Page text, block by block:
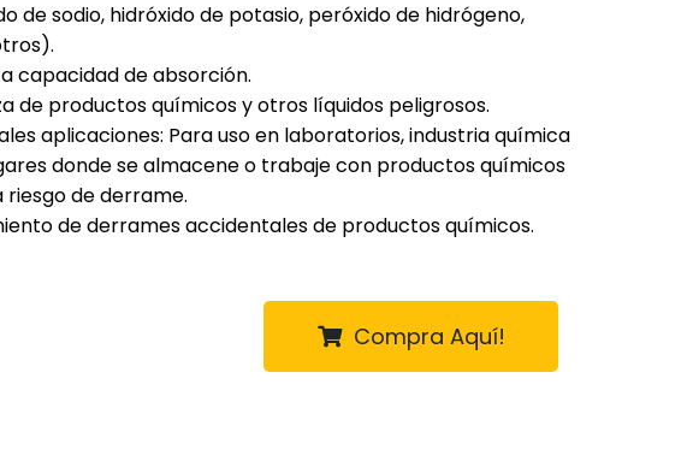
de sodio, hidróxido de potasio, peróxido de hidrógeno,
capacidad de absorción.
de productos químicos y otros líquidos peligrosos.
aplicaciones: Para uso en laboratorios, industria química
donde se almacene o trabaje con productos químicos
riesgo de derrame.
de derrames accidentales de productos químicos.
Compra Aquí!